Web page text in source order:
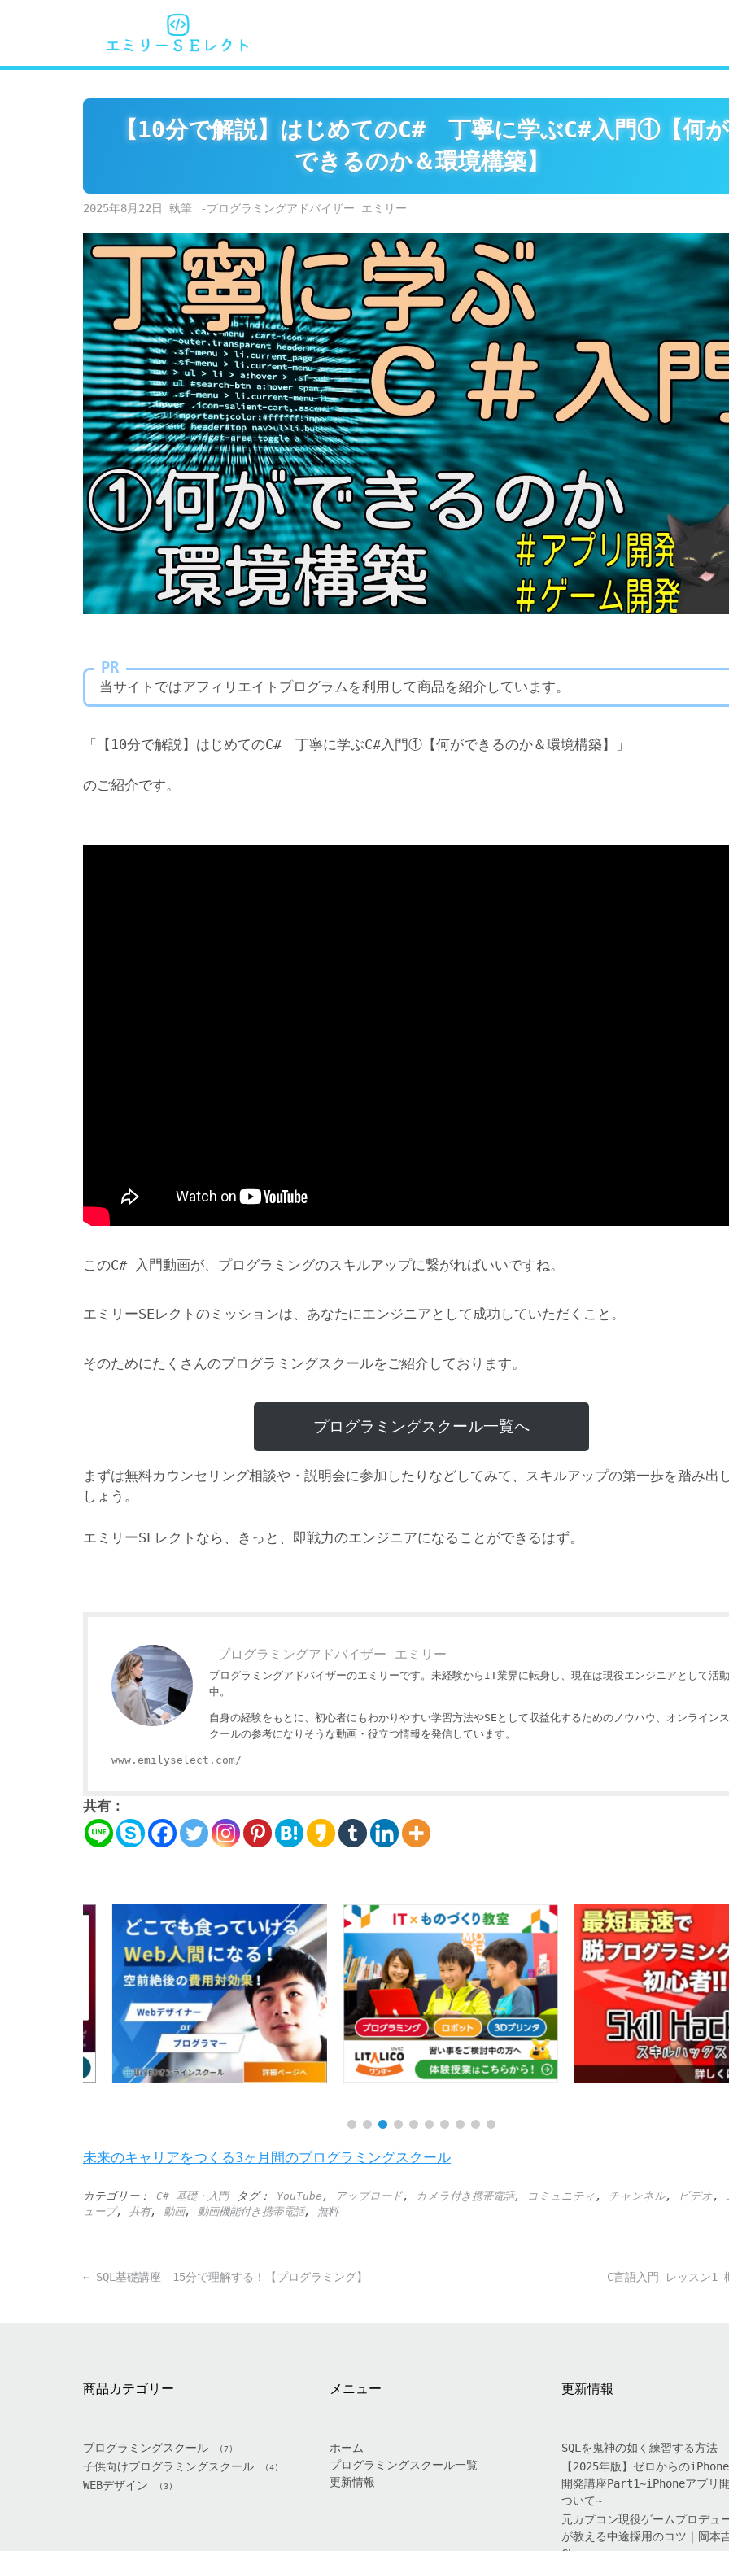
【10分で解説】はじめてのC# 丁寧に学ぶC#入門①【何が
できるのか＆環境構築】
2025年8月22日 -プログラミングアドバイザー エミリー
PR
当サイトではアフィリエイトプログラムを利用して商品を紹介しています。
「【10分で解説】はじめてのC# 丁寧に学ぶC#入門①【何ができるのか＆環境構築】」
のご紹介です。
このC# 入門動画が、プログラミングのスキルアップに繋がればいいですね。
エミリーSEレクトのミッションは、あなたにエンジニアとして成功していただくこと。
そのためにたくさんのプログラミングスクールをご紹介しております。
プログラミングスクール一覧へ
まずは無料カウンセリング相談や・説明会に参加したりなどしてみて、スキルアップの第一歩を踏み出
しょう。
エミリーSEレクトなら、きっと、即戦力のエンジニアになることができるはず。
-プログラミングアドバイザー エミリー
プログラミングアドバイザーのエミリーです。未経験からIT業界に転身し、現在は現役エンジニアとして活動
中。
自身の経験をもとに、初心者にもわかりやすい学習方法やSEとして収益化するためのノウハウ、オンラインス
クールの参考になりそうな動画・役立つ情報を発信しています。
www.emilyselect.com/
共有：
未来のキャリアをつくる3ヶ月間のプログラミングスクール
カテゴリー： C# 基礎・入門 タグ： YouTube , アップロード, カメラ付き携帯電話, コミュニティ , チャンネル, ビデオ,
ューブ, 共有, 動画, 動画機能付き携帯電話, 無料
Post
C言語入門 レッスン1
← SQL基礎講座 15分で理解する！【プログラミング】
商品カテゴリー
プログラミングスクール (7)
子供向けプログラミングスクール (4)
WEBデザイン (3)
メニュー
ホーム
プログラミングスクール一覧
更新情報
更新情報
SQLを鬼神の如く練習する方法
【2025年版】ゼロからの
開発講座Part1~iPhoneアプリ
ついて~
元カプコン現役ゲームプロデュ
が教える中途採用のコツ｜岡本